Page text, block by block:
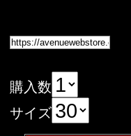
購入数
サイズ